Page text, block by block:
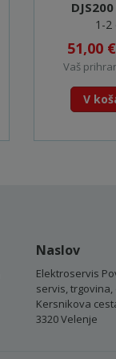
1-2
51,00
Vaš
V
Naslov
Elektroservis
servis, trgovina,
Kersnikova
3320 Velenje